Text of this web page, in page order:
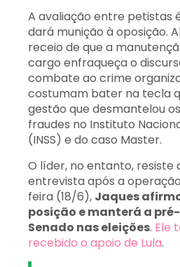
A avaliação entre petistas
dará munição à oposição.
receio de que a
cargo enfraqueça o
combate ao crime
costumam bater na tecla
gestão que desmantelou
fraudes no Instituto
(INSS) e do caso Master.
O líder, no entanto, resiste
entrevista após a
feira (18/6), Jaques
posição e manterá a
Senado nas eleições. Ele
recebido o apoio de Lula.